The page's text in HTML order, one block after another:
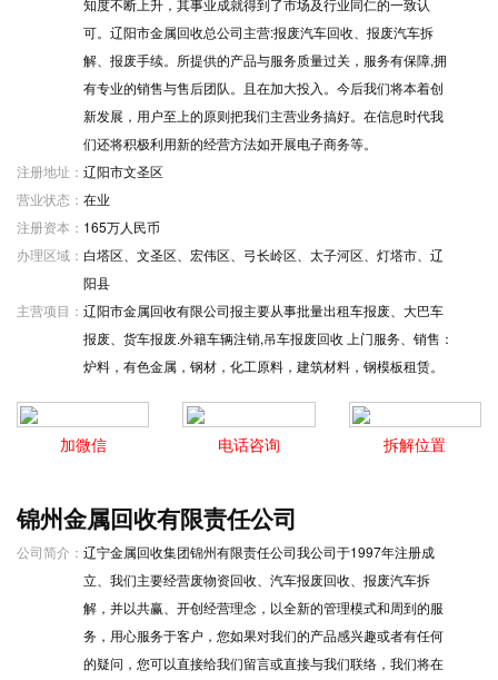
知度不断上升，其事业成就得到了市场及行业同仁的一致认
可。辽阳市金属回收总公司主营:报废汽车回收、报废汽车拆
解、报废手续。所提供的产品与服务质量过关，服务有保障,拥
有专业的销售与售后团队。且在加大投入。今后我们将本着创
新发展，用户至上的原则把我们主营业务搞好。在信息时代我
们还将积极利用新的经营方法如开展电子商务等。
注册地址： 辽阳市文圣区
营业状态： 在业
注册资本： 165万人民币
办理区域： 白塔区、文圣区、宏伟区、弓长岭区、太子河区、灯塔市、辽
阳县
主营项目： 辽阳市金属回收有限公司报主要从事批量出租车报废、大巴车
报废、货车报废.外籍车辆注销,吊车报废回收 上门服务、销售：
炉料，有色金属，钢材，化工原料，建筑材料，钢模板租赁。
拆解位置
电话咨询
加微信
锦州金属回收有限责任公司
公司简介： 辽宁金属回收集团锦州有限责任公司我公司于1997年注册成
立、我们主要经营废物资回收、汽车报废回收、报废汽车拆
解，并以共赢、开创经营理念，以全新的管理模式和周到的服
务，用心服务于客户，您如果对我们的产品感兴趣或者有任何
的疑问，您可以直接给我们留言或直接与我们联络，我们将在